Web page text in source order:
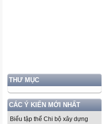
THƯ MỤC
CÁC Ý KIẾN MỚI NHẤT
Biểu tập thể Chi bộ xây dựng